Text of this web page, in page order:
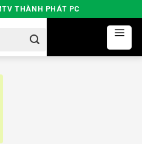
THÀNH PHÁT PC